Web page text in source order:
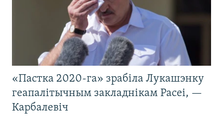
«Пастка 2020-га» зрабіла Лукашэнку
геапалітычным закладнікам Расеі, —
Карбалевіч